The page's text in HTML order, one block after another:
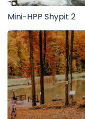
Mini-HPP Shypit 2